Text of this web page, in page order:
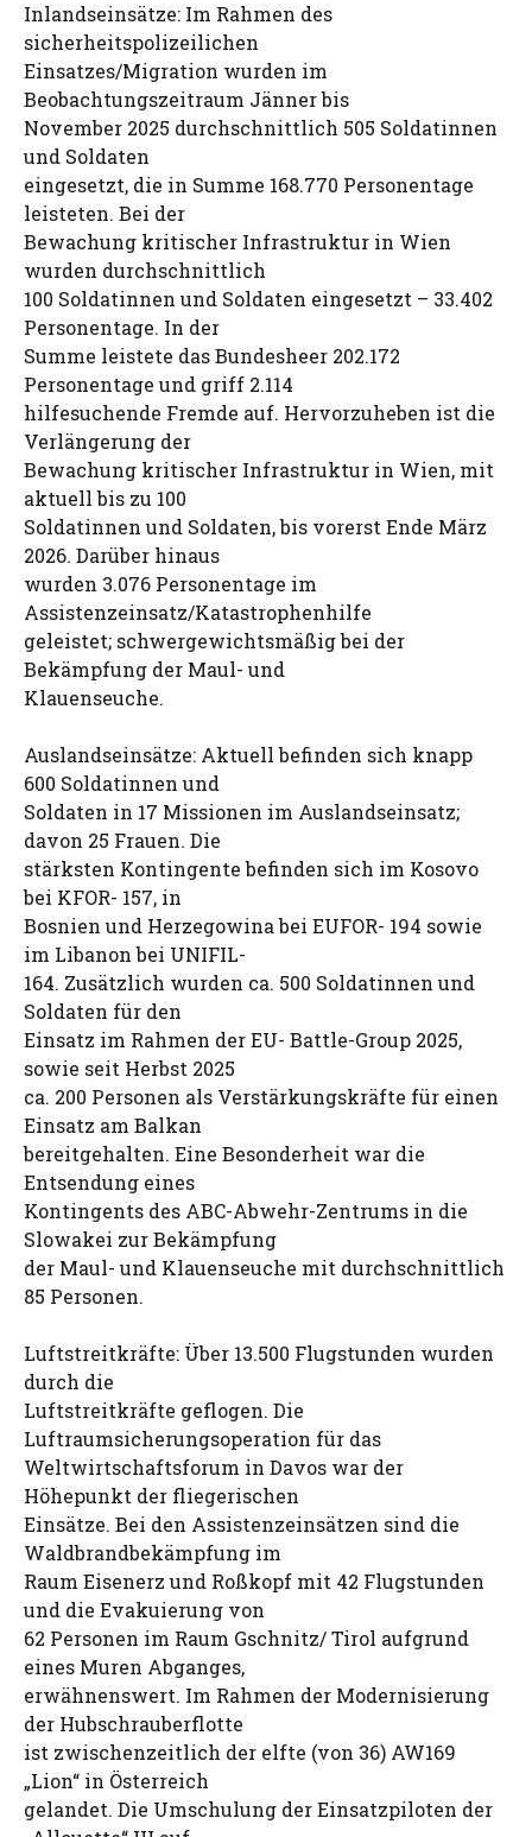
Inlandseinsätze: Im Rahmen des
sicherheitspolizeilichen
Einsatzes/Migration wurden im
Beobachtungszeitraum Jänner bis
November 2025 durchschnittlich 505 Soldatinnen
und Soldaten
eingesetzt, die in Summe 168.770 Personentage
leisteten. Bei der
Bewachung kritischer Infrastruktur in Wien
wurden durchschnittlich
100 Soldatinnen und Soldaten eingesetzt – 33.402
Personentage. In der
Summe leistete das Bundesheer 202.172
Personentage und griff 2.114
hilfesuchende Fremde auf. Hervorzuheben ist die
Verlängerung der
Bewachung kritischer Infrastruktur in Wien, mit
aktuell bis zu 100
Soldatinnen und Soldaten, bis vorerst Ende März
2026. Darüber hinaus
wurden 3.076 Personentage im
Assistenzeinsatz/Katastrophenhilfe
geleistet; schwergewichtsmäßig bei der
Bekämpfung der Maul- und
Klauenseuche.
Auslandseinsätze: Aktuell befinden sich knapp
600 Soldatinnen und
Soldaten in 17 Missionen im Auslandseinsatz;
davon 25 Frauen. Die
stärksten Kontingente befinden sich im Kosovo
bei KFOR- 157, in
Bosnien und Herzegowina bei EUFOR- 194 sowie
im Libanon bei UNIFIL-
164. Zusätzlich wurden ca. 500 Soldatinnen und
Soldaten für den
Einsatz im Rahmen der EU- Battle-Group 2025,
sowie seit Herbst 2025
ca. 200 Personen als Verstärkungskräfte für einen
Einsatz am Balkan
bereitgehalten. Eine Besonderheit war die
Entsendung eines
Kontingents des ABC-Abwehr-Zentrums in die
Slowakei zur Bekämpfung
der Maul- und Klauenseuche mit durchschnittlich
85 Personen.
Luftstreitkräfte: Über 13.500 Flugstunden wurden
durch die
Luftstreitkräfte geflogen. Die
Luftraumsicherungsoperation für das
Weltwirtschaftsforum in Davos war der
Höhepunkt der fliegerischen
Einsätze. Bei den Assistenzeinsätzen sind die
Waldbrandbekämpfung im
Raum Eisenerz und Roßkopf mit 42 Flugstunden
und die Evakuierung von
62 Personen im Raum Gschnitz/ Tirol aufgrund
eines Muren Abganges,
erwähnenswert. Im Rahmen der Modernisierung
der Hubschrauberflotte
ist zwischenzeitlich der elfte (von 36) AW169
„Lion“ in Österreich
gelandet. Die Umschulung der Einsatzpiloten der